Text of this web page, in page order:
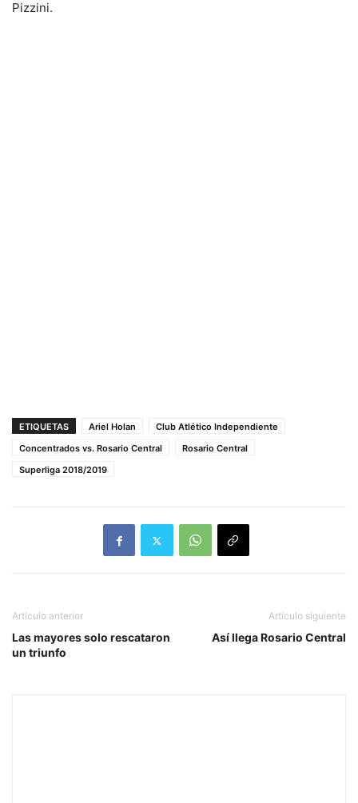
Pizzini.
ETIQUETAS Ariel Holan
Club Atlético Independiente
Concentrados vs. Rosario Central
Rosario Central
Superliga 2018/2019
Artículo anterior
Las mayores solo rescataron
un triunfo
Artículo siguiente
Así llega Rosario Central